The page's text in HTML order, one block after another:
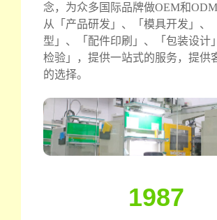
念，为众多国际品牌做OEM和ODM
从「产品研发」、「模具开发」、
型」、「配件印刷」、「包装设计
检验」，提供一站式的服务，提供
的选择。
1987